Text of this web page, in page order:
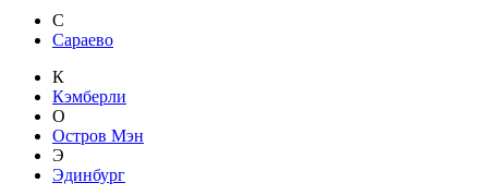
С
Сараево
К
Кэмберли
О
Остров Мэн
Э
Эдинбург